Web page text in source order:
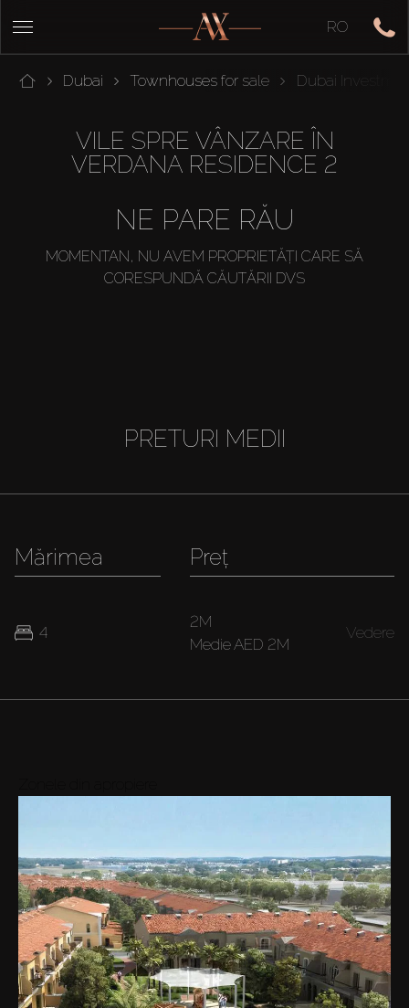
RO
Dubai Townhouses for sale Dubai
VILE SPRE VÂNZARE ÎN
VERDANA RESIDENCE 2
NE PARE RĂU
MOMENTAN, NU AVEM PROPRIETĂȚI CARE SĂ
CORESPUNDĂ CĂUTĂRII DVS
PRETURI MEDII
Mărimea
4
Preț
2M
MedieAED 2M
Vedere